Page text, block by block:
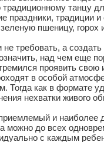
танцу
традиции и
пшеницу,
требовать, а создать
над чем еще
проявить свою
в особой
Тогда как в формате
нехватки живого
и наиболее
можно до всех
с каждым